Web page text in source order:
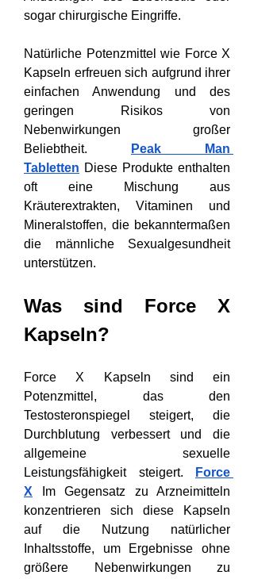
sogar chirurgische Eingriffe.
Natürliche Potenzmittel wie Force X
Kapseln erfreuen sich aufgrund ihrer
einfachen Anwendung und des
geringen Risikos von
Nebenwirkungen großer
Beliebtheit.
Peak Man
Tabletten Diese Produkte enthalten
oft eine Mischung aus
Kräuterextrakten, Vitaminen und
Mineralstoffen, die bekanntermaßen
die männliche Sexualgesundheit
unterstützen.
Was sind Force X
Kapseln?
Force X Kapseln sind ein
Potenzmittel, das den
Testosteronspiegel steigert, die
Durchblutung verbessert und die
allgemeine sexuelle
Leistungsfähigkeit steigert.
Force
X Im Gegensatz zu Arzneimitteln
konzentrieren sich diese Kapseln
auf die Nutzung natürlicher
Inhaltsstoffe, um Ergebnisse ohne
größere Nebenwirkungen zu